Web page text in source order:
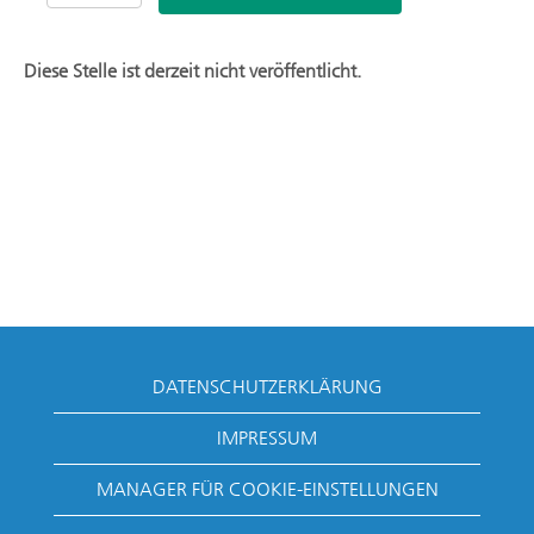
Diese Stelle ist derzeit nicht veröffentlicht.
DATENSCHUTZERKLÄRUNG
IMPRESSUM
MANAGER FÜR COOKIE-EINSTELLUNGEN